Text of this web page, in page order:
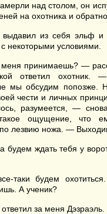
над столом, он
на охотника и обратно.
из себя эльф и
некоторыми условиями.
принимаешь? —
ответил
мы обсудим попозже.
чести и личных
разумеется, —
ощущение, что
лезвию ножа. —
будем ждать тебя у
таки будем
А ученик?
за меня Дэзраэль.